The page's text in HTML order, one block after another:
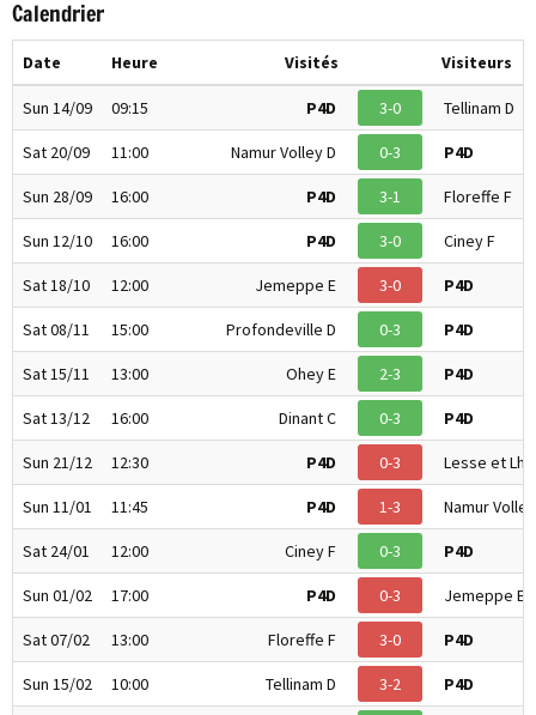
Calendrier
Date Heure Visités Visiteurs
Sun 14/09 09:15 P4D 3-0 Tellinam D
Sat 20/09 11:00 Namur Volley D 0-3 P4D
Sun 28/09 16:00 P4D 3-1 Floreffe F
Sun 12/10 16:00 P4D 3-0 Ciney F
Sat 18/10 12:00 Jemeppe E 3-0 P4D
Sat 08/11 15:00 Profondeville D 0-3 P4D
Sat 15/11 13:00 Ohey E 2-3 P4D
Sat 13/12 16:00 Dinant C 0-3 P4D
Sun 21/12 12:30 P4D 0-3 Lesse et
Sun 11/01 11:45 P4D 1-3 Namur
Sat 24/01 12:00 Ciney F 0-3 P4D
Sun 01/02 17:00 P4D 0-3 Jemeppe E
Sat 07/02 13:00 Floreffe F 3-0 P4D
Sun 15/02 10:00 Tellinam D 3-2 P4D